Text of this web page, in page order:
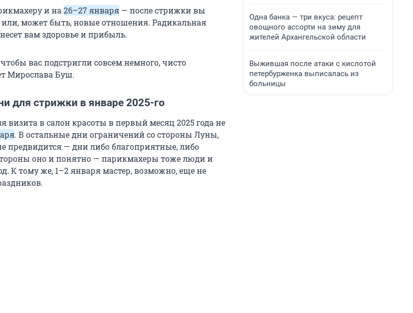
и на 26–27 января — после стрижки вы
или, может быть, новые отношения. Радикальная
вам здоровье и прибыль.
вас подстригли совсем немного, чисто
Мирослава Буш.
для стрижки в январе 2025-го
визита в салон красоты в первый месяц 2025 года не
. В остальные дни ограничений со стороны Луны,
предвидится — дни либо благоприятные, либо
оно и понятно — парикмахеры тоже люди и
К тому же, 1–2 января мастер, возможно, еще не
Одна банка — три вкуса: рецепт
овощного ассорти на зиму для
жителей Архангельской области
Выжившая после атаки с кислотой
петербурженка выписалась из
больницы